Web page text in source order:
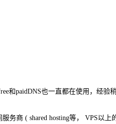
和paidDNS也一直都在使用，经
商 ( shared hosting等， VPS以